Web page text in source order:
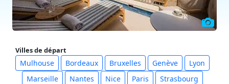
Villes de départ
Mulhouse Bordeaux Bruxelles Genève
Lyon
Marseille
Nantes Nice Paris
Strasbourg